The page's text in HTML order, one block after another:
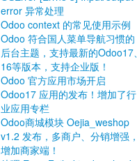
error 异常处理
Odoo context 的常见使用示例
Odoo 符合国人菜单导航习惯的
后台主题，支持最新的Odoo17、
16等版本，支持企业版！
Odoo 官方应用市场开启
Odoo17 应用的发布！增加了行
业应用专栏
Odoo商城模块 Oejia_weshop
v1.2 发布，多商户、分销增强，
增加商家端！